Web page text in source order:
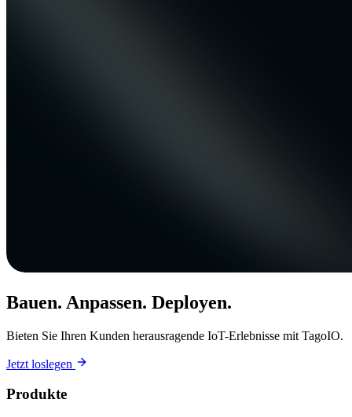
Bauen. Anpassen. Deployen.
Bieten Sie Ihren Kunden herausragende IoT-Erlebnisse mit TagoIO.
Jetzt loslegen
Produkte